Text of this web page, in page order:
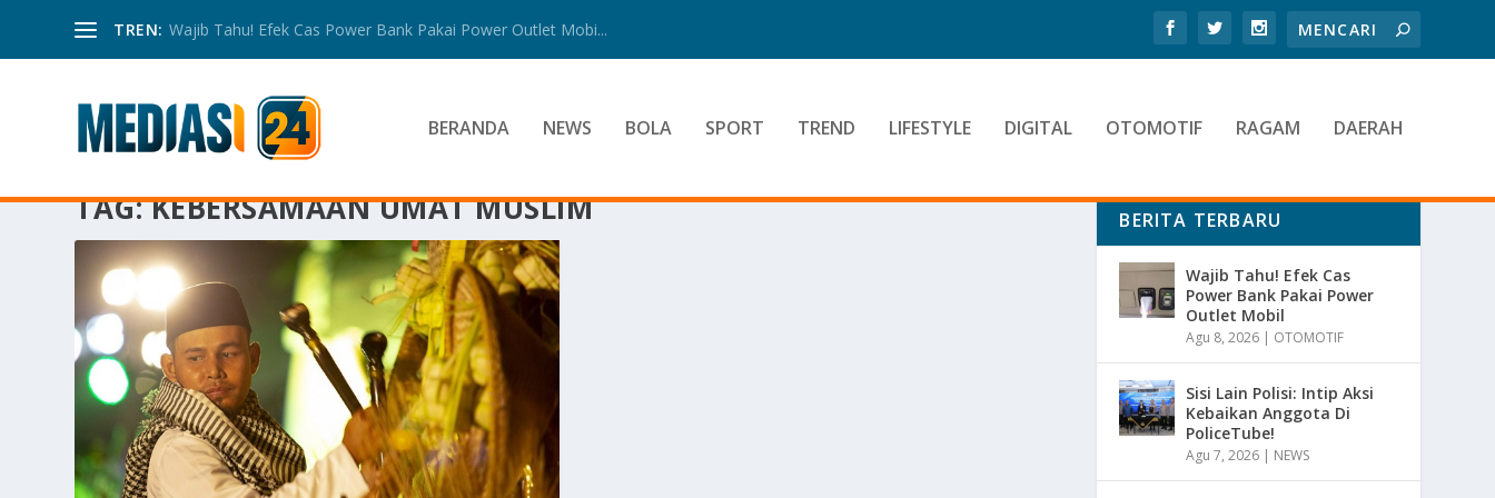
TREN: Wajib Tahu! Efek Cas Power Bank Pakai Power Outlet Mobi...
BERANDA NEWS BOLA SPORT TREND LIFESTYLE DIGITAL OTOMOTIF RAGAM DAERAH
TAG:KEBERSAMAAN UMAT MUSLIM BERITA TERBARU
Wajib Tahu! Efek Cas
Power Bank Pakai Power
Outlet Mobil
Agu 8, 2026 | OTOMOTIF
Sisi Lain Polisi: Intip Aksi
Kebaikan Anggota Di
PoliceTube!
Agu 7, 2026 | NEWS